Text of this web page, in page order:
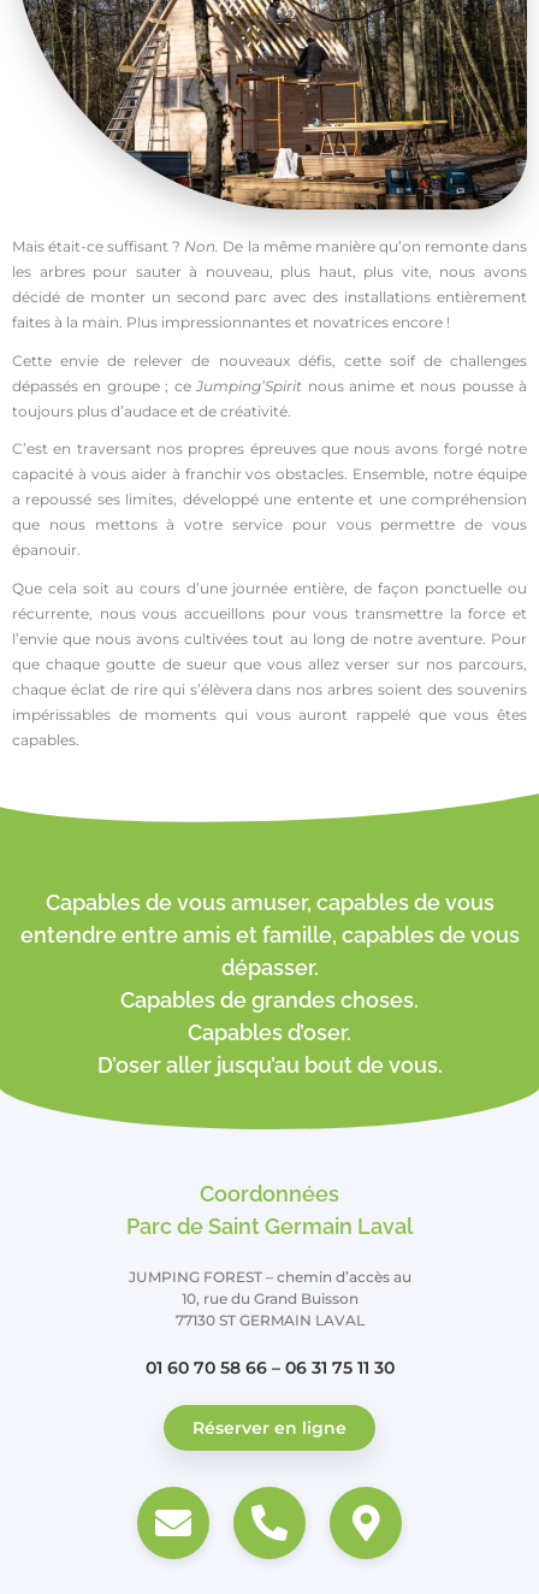
Mais était-ce suffisant ? Non. De la même manière qu’on remonte dans
les arbres pour sauter à nouveau, plus haut, plus vite, nous avons
décidé de monter un second parc avec des installations entièrement
faites à la main. Plus impressionnantes et novatrices encore !
Cette envie de relever de nouveaux défis, cette soif de challenges
dépassés en groupe ; ceJumping’Spirit nous anime et nous pousse à
toujours plus d’audace et de créativité.
C’est en traversant nos propres épreuves que nous avons forgé notre
capacité à vous aider à franchir vos obstacles. Ensemble, notre équipe
a repoussé ses limites, développé une entente et une compréhension
que nous mettons à votre service pour vous permettre de vous
épanouir.
Que cela soit au cours d’une journée entière, de façon ponctuelle ou
récurrente, nous vous accueillons pour vous transmettre la force et
l’envie que nous avons cultivées tout au long de notre aventure. Pour
que chaque goutte de sueur que vous allez verser sur nos parcours,
chaque éclat de rire qui s’élèvera dans nos arbres soient des souvenirs
impérissables de moments qui vous auront rappelé que vous êtes
capables.
Capables de vous amuser, capables de vous
entendre entre amis et famille, capables de vous
dépasser.
Capables de grandes choses.
Capables d’oser.
D’oser aller jusqu’au bout de vous.
Coordonnées
Parc de Saint Germain Laval
JUMPING FOREST – chemin d’accès au
10, rue du Grand Buisson
77130 ST GERMAIN LAVAL
01 60 70 58 66 – 06 31 75 11 30
Réserver en ligne